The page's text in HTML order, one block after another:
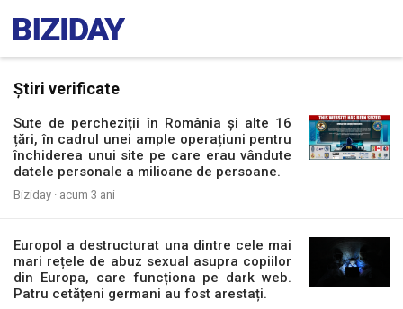
Știri verificate
Sute de percheziții în România și alte 16
țări, în cadrul unei ample operațiuni pentru
închiderea unui site pe care erau vândute
datele personale a milioane de persoane.
Biziday · acum 3 ani
Europol a destructurat una dintre cele mai
mari rețele de abuz sexual asupra copiilor
din Europa, care funcționa pe dark web.
Patru cetățeni germani au fost arestați.